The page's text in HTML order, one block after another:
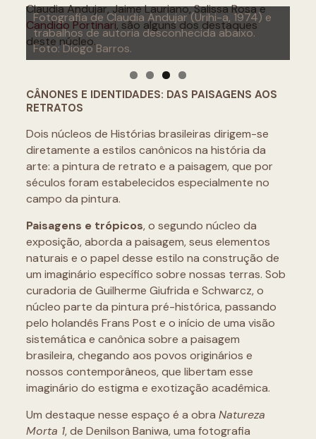
Claudia Andujar, Jaime Lauriano, Salissa Rosa e
Candido Portinari, são alguns dos destaques
deste núcleo.
Fotografia de Claudia Andujar (Urihi-a, 1974) e
trabalhos de autoria desconhecida abaixo.
Foto: Diogo Barros.
Candido Portinari. Retirantes, 1944. Foto: Diogo
Barros.
CÂNONES E IDENTIDADES: DAS PAISAGENS AOS
RETRATOS
Dois núcleos de Histórias brasileiras dirigem-se
diretamente a estilos canônicos na história da
arte: a pintura de retrato e a paisagem, que por
séculos foram estabelecidos especialmente no
campo da pintura.
Paisagens e trópicos, o segundo núcleo da
exposição, aborda a paisagem, seus elementos
naturais e o papel desse estilo na construção de
um imaginário específico sobre nossas terras. Sob
curadoria de Guilherme Giufrida e Schwarcz, o
núcleo parte da pintura pré-histórica, passando
pelo holandês Frans Post e o início de uma visão
sistemática e canônica sobre a paisagem
brasileira, chegando aos povos originários e
nossos contemporâneos, que libertam esse
imaginário do estigma e exotização acadêmica.
Um destaque nesse espaço é a obra Natureza
Morta 1, de Denilson Baniwa, uma fotografia